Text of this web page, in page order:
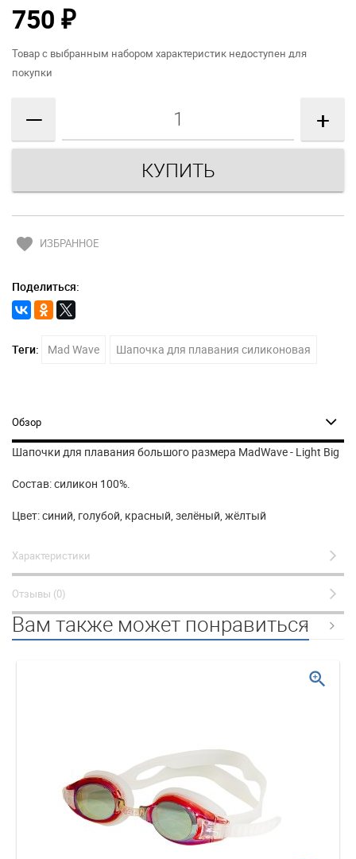
750 ₽
Товар с выбранным набором характеристик недоступен для
покупки
— +
favorite ИЗБРАННОЕ
Поделиться:
Теги: Mad Wave Шапочка для плавания силиконовая
Обзор
Шапочки для плавания большого размера MadWave - Light Big
Состав: силикон 100%.
Цвет: синий, голубой, красный, зелёный, жёлтый
Характеристики
Отзывы (0)
Вам также может понравиться
zoom_in